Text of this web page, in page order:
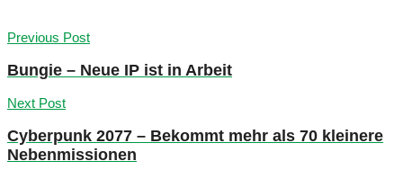
Previous Post
Bungie – Neue IP ist in Arbeit
Next Post
Cyberpunk 2077 – Bekommt mehr als 70 kleinere
Nebenmissionen